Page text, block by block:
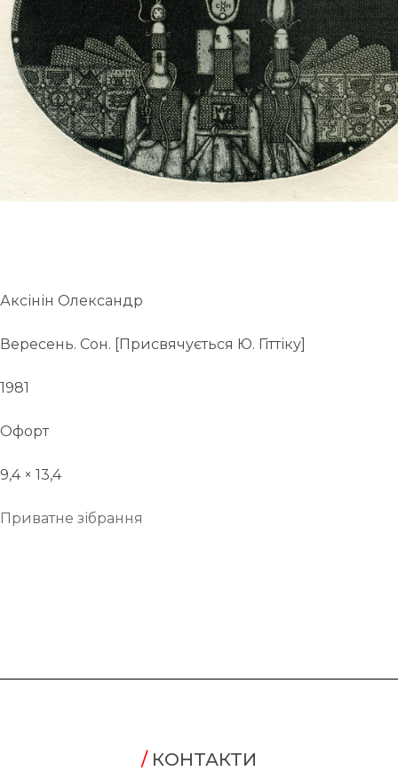
UA
ENG
Аксінін Олександр
Вересень. Сон. [Присвячується Ю. Гіттіку]
1981
Офорт
9,4 × 13,4
Приватне зібрання
/КОНТАКТИ